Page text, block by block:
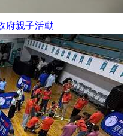
府親子活動